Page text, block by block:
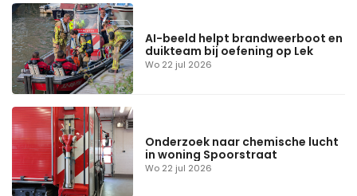
Wo 22 jul 2026
AI-beeld helpt brandweerboot en
duikteam bij oefening op Lek
Wo 22 jul 2026
Onderzoek naar chemische lucht
in woning Spoorstraat